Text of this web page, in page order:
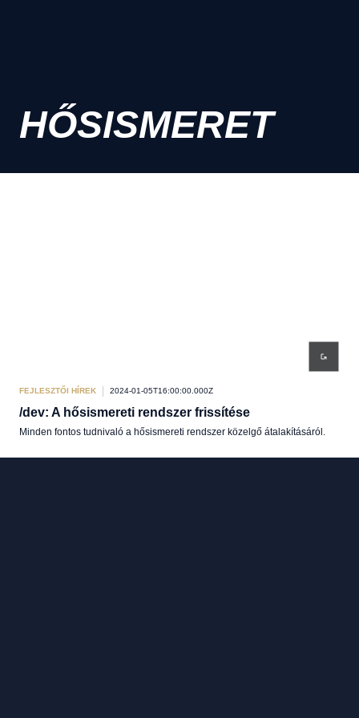
HŐSISMERET
FEJLESZTŐI HÍREK 2024-01-05T16:00:00.000Z
/dev: A hősismereti rendszer frissítése
Minden fontos tudnivaló a hősismereti rendszer közelgő átalakításáról.